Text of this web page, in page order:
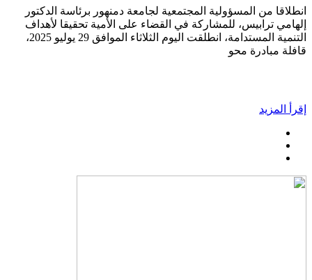
انطلاقا من المسؤولية المجتمعية لجامعة دمنهور برئاسة الدكتور
إلهامي ترابيس، للمشاركة في القضاء على الأمية تحقيقا لأهداف
التنمية المستدامة، انطلقت اليوم الثلاثاء الموافق 29 يوليو 2025،
قافلة مبادرة محو
إقرأ المزيد